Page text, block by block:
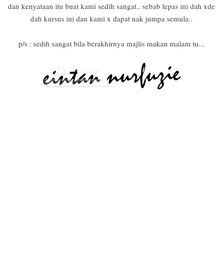
dan kenyataan itu buat kami sedih sangat.. sebab lepas ini dah xde
dah kursus ini dan kami x dapat nak jumpa semula..
p/s : sedih sangat bila berakhirnya majlis makan malam tu...